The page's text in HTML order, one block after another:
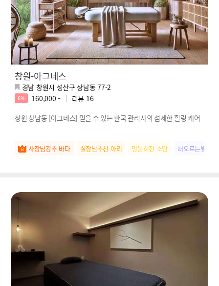
창원-아그네스
경남 창원시 성산구 상남동 77-2
6% 160,000 ~ 리뷰 16
창원 상남동 [아그네스] 믿을 수 있는 한국 관리사의 섬세한 힐링 케어
사장님강추 바다 실장님추천 아리 명불허전 소담 떠오르는별 아린